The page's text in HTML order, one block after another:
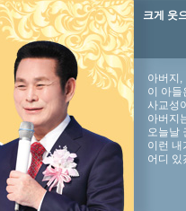
크게 웃
아버지,
이 아들
사교성
아버지
오늘날
이런 내
어디 있